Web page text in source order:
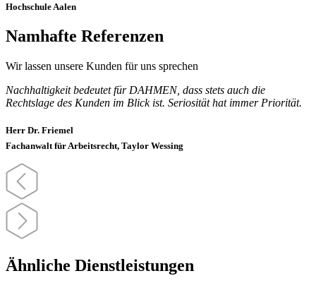
Hochschule Aalen
Namhafte Referenzen
Wir lassen unsere Kunden für uns sprechen
Nachhaltigkeit bedeutet für DAHMEN, dass stets auch die
Rechtslage des Kunden im Blick ist. Seriosität hat immer Priorität.
Herr Dr. Friemel
Fachanwalt für Arbeitsrecht, Taylor Wessing
Ähnliche Dienstleistungen